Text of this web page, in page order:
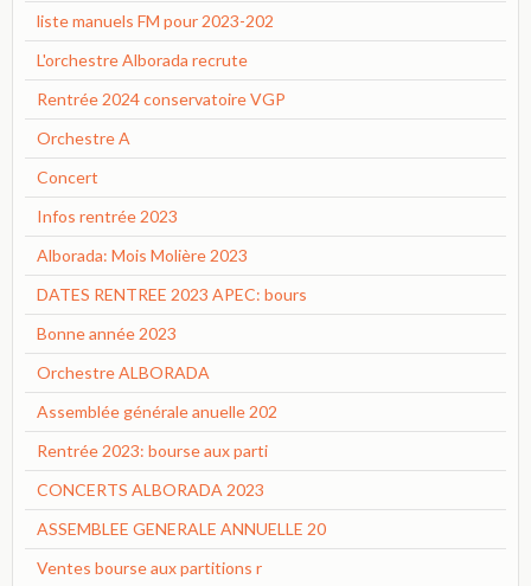
liste manuels FM pour 2023-202
L'orchestre Alborada recrute
Rentrée 2024 conservatoire VGP
Orchestre A
Concert
Infos rentrée 2023
Alborada: Mois Molière 2023
DATES RENTREE 2023 APEC: bours
Bonne année 2023
Orchestre ALBORADA
Assemblée générale anuelle 202
Rentrée 2023: bourse aux parti
CONCERTS ALBORADA 2023
ASSEMBLEE GENERALE ANNUELLE 20
Ventes bourse aux partitions r